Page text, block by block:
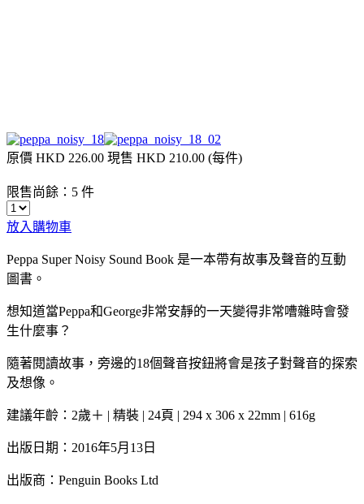
原價 HKD 226.00 現售 HKD 210.00 (每件)
限售尚餘：5 件
放入購物車
Peppa Super Noisy Sound Book 是一本帶有故事及聲音的互動
圖書。
想知道當Peppa和George非常安靜的一天變得非常嘈雜時會發
生什麼事？
隨著閱讀故事，旁邊的18個聲音按鈕將會是孩子對聲音的探索
及想像。
建議年齡：2歲＋ | 精裝 | 24頁 | 294 x 306 x 22mm | 616g
出版日期： 2016年5月 13 日
出版商： Penguin Books Ltd